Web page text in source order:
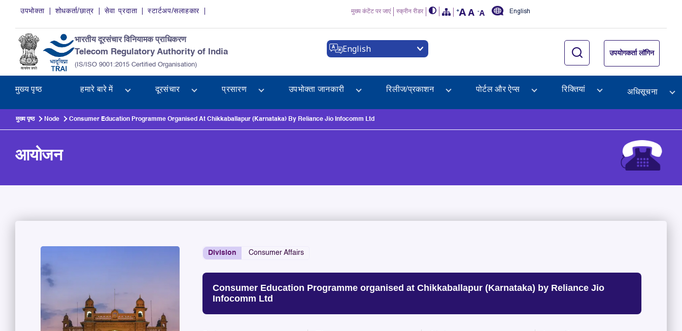
Skip to main content
उपभोक्ता शोधकर्ता/छात्र सेवा प्रदाता स्टार्टअप/सलाहकार मुख्य कंटेंट पर जाएं स्क्रीन रीडर English
भारतीय दूरसंचार विनियामक प्राधिकरण
Telecom Regulatory Authority of India
(IS/ISO 9001:2015 Certified Organisation)
English उपयोगकर्ता लॉगिन
मुख्य पृष्ठ हमारे बारे में दूरसंचार प्रसारण उपभोक्ता जानकारी रिलीज/प्रकाशन पोर्टल और ऐप्स रिक्तियां अधिसूचना
मुख्य पृष्ठ Node Consumer Education Programme Organised At Chikkaballapur (Karnataka) By Reliance Jio Infocomm Ltd
आयोजन
Division Consumer Affairs
Consumer Education Programme organised at Chikkaballapur (Karnataka) by Reliance Jio
Infocomm Ltd